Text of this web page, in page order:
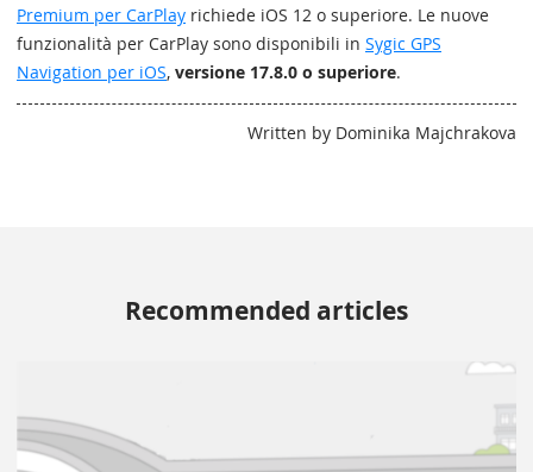
Premium per CarPlay richiede iOS 12 o superiore. Le nuove
funzionalità per CarPlay sono disponibili in Sygic GPS
Navigation per iOS, versione 17.8.0 o superiore.
Written by Dominika Majchrakova
Recommended articles